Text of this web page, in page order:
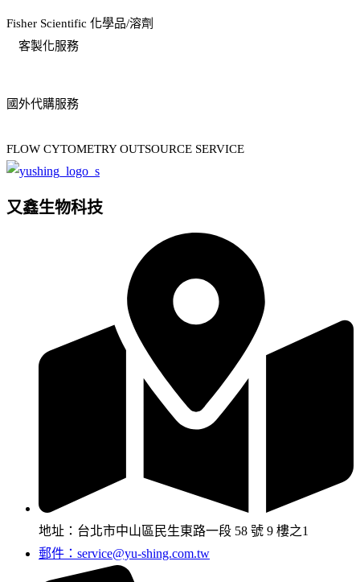
Fisher Scientific 化學品/溶劑
客製化服務
國外代購服務
FLOW CYTOMETRY OUTSOURCE SERVICE
又鑫生物科技
地址：台北市中山區民生東路一段 58 號 9 樓之1
郵件：service@yu-shing.com.tw